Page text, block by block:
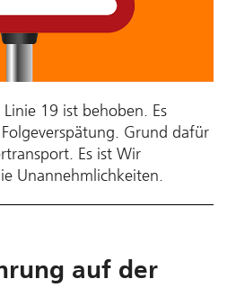
19 ist behoben. Es
Grund dafür
Es ist Wir
Unannehmlichkeiten.
auf der